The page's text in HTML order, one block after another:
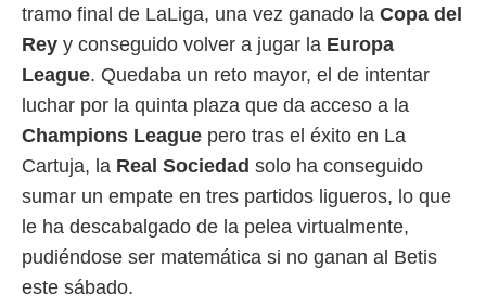
de
cookies
aceptar
tramo final de LaLiga, una vez ganado la Copa del
Rey y conseguido volver a jugar la Europa
League. Quedaba un reto mayor, el de intentar
luchar por la quinta plaza que da acceso a la
Champions League pero tras el éxito en La
Cartuja, la Real Sociedad solo ha conseguido
sumar un empate en tres partidos ligueros, lo que
le ha descabalgado de la pelea virtualmente,
pudiéndose ser matemática si no ganan al Betis
este sábado.